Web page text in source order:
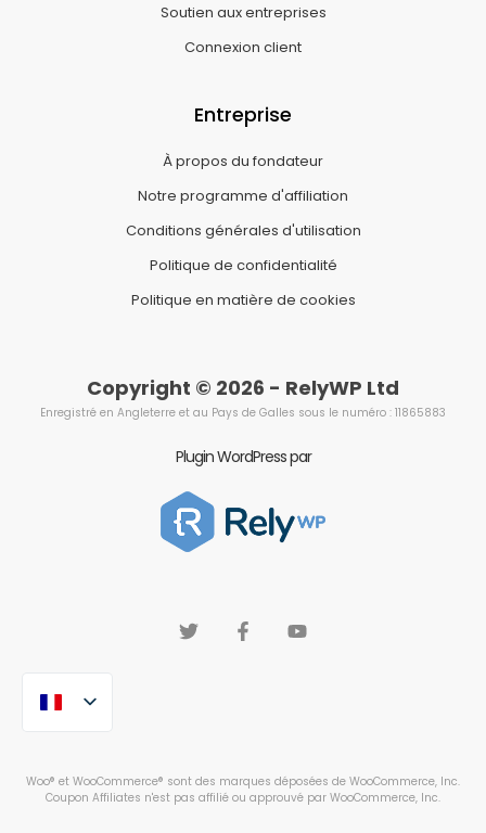
Soutien aux entreprises
Connexion client
Entreprise
À propos du fondateur
Notre programme d'affiliation
Conditions générales d'utilisation
Politique de confidentialité
Politique en matière de cookies
Copyright © 2026 - RelyWP Ltd
Enregistré en Angleterre et au Pays de Galles sous le numéro : 11865883
Plugin WordPress par
Woo® et WooCommerce® sont des marques déposées de WooCommerce, Inc.
Coupon Affiliates n'est pas affilié ou approuvé par WooCommerce, Inc.